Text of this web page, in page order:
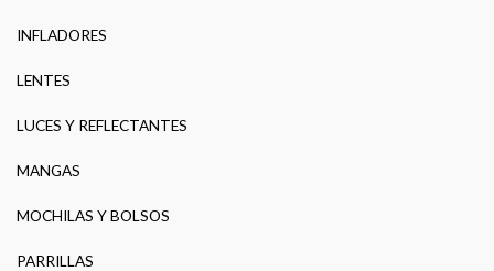
INFLADORES
LENTES
LUCES Y REFLECTANTES
MANGAS
MOCHILAS Y BOLSOS
PARRILLAS